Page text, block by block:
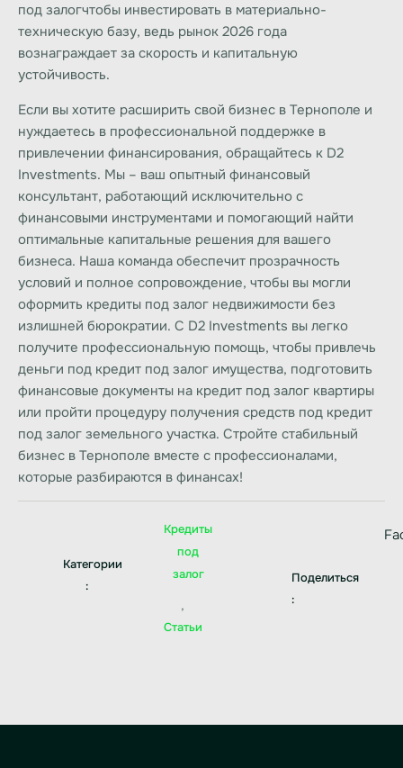
под залогчтобы инвестировать в материально-
техническую базу, ведь рынок 2026 года
вознаграждает за скорость и капитальную
устойчивость.
Если вы хотите расширить свой бизнес в Тернополе и
нуждаетесь в профессиональной поддержке в
привлечении финансирования, обращайтесь к D2
Investments. Мы – ваш опытный финансовый
консультант, работающий исключительно с
финансовыми инструментами и помогающий найти
оптимальные капитальные решения для вашего
бизнеса. Наша команда обеспечит прозрачность
условий и полное сопровождение, чтобы вы могли
оформить кредиты под залог недвижимости без
излишней бюрократии. С D2 Investments вы легко
получите профессиональную помощь, чтобы привлечь
деньги под кредит под залог имущества, подготовить
финансовые документы на кредит под залог квартиры
или пройти процедуру получения средств под кредит
под залог земельного участка. Стройте стабильный
бизнес в Тернополе вместе с профессионалами,
которые разбираются в финансах!
Категории
:
Кредиты
под
залог
,
Статьи
Поделиться
: